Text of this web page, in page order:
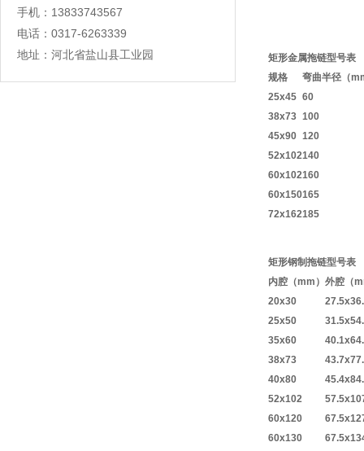
手机：13833743567
电话：0317-6263339
地址：河北省盐山县工业园
矩形金属拖链型号表
规格
弯曲半径（
25x45 60
38x73 100
45x90 120
52x102140
60x102160
60x150165
72x162185
矩形钢制拖链型号表
内腔（mm） 外腔（
20x30
25x50
35x60
38x73
40x80
52x102
60x120
60x130